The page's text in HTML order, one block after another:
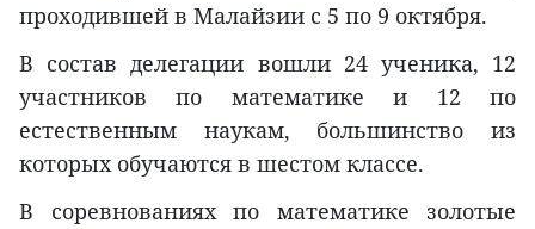
проходившей в Малайзии с 5 по 9 октября.
В состав делегации вошли 24 ученика, 12
участников по математике и 12 по
естественным наукам, большинство из
которых обучаются в шестом классе.
В соревнованиях по математике золотые